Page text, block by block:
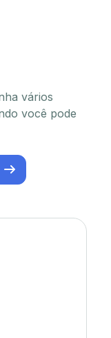
vários
você pode